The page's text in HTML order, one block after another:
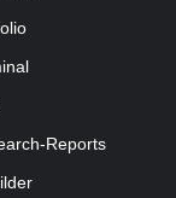
Reports